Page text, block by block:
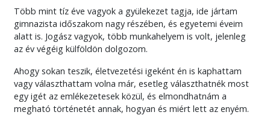
Több mint tíz éve vagyok a gyülekezet tagja, ide jártam
gimnazista időszakom nagy részében, és egyetemi éveim
alatt is. Jogász vagyok, több munkahelyem is volt, jelenleg
az év végéig külföldön dolgozom.
Ahogy sokan teszik, életvezetési igeként én is kaphattam
vagy választhattam volna már, esetleg választhatnék most
egy igét az emlékezetesek közül, és elmondhatnám a
megható történetét annak, hogyan és miért lett az enyém.